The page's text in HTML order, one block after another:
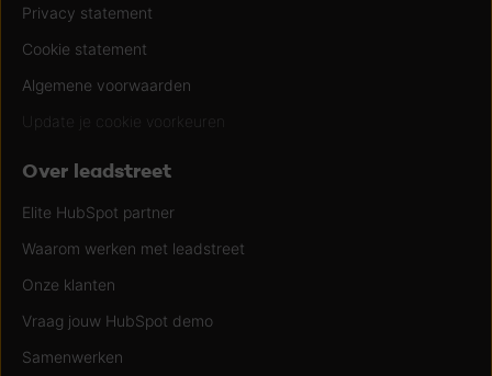
Privacy statement
Cookie statement
Algemene voorwaarden
Update je cookie voorkeuren
Over leadstreet
Elite HubSpot partner
Waarom werken met leadstreet
Onze klanten
Vraag jouw HubSpot demo
Samenwerken